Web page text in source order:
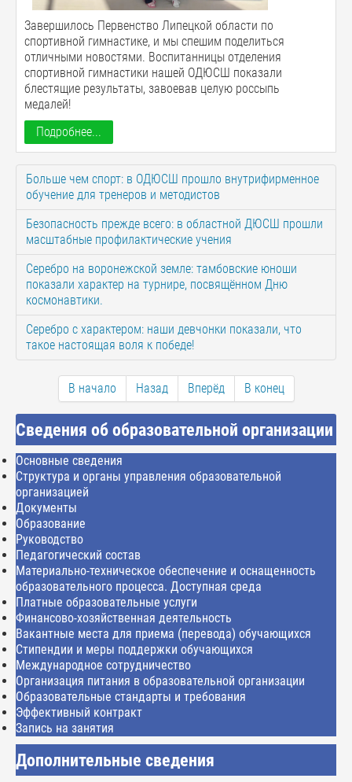
Завершилось Первенство Липецкой области по
спортивной гимнастике, и мы спешим поделиться
отличными новостями. Воспитанницы отделения
спортивной гимнастики нашей ОДЮСШ показали
блестящие результаты, завоевав целую россыпь
медалей!
Подробнее...
Больше чем спорт: в ОДЮСШ прошло внутрифирменное
обучение для тренеров и методистов
Безопасность прежде всего: в областной ДЮСШ прошли
масштабные профилактические учения
Серебро на воронежской земле: тамбовские юноши
показали характер на турнире, посвящённом Дню
космонавтики.
Серебро с характером: наши девчонки показали, что
такое настоящая воля к победе!
В начало Назад Вперёд В конец
Сведения об образовательной организации
Основные сведения
Структура и органы управления образовательной
организацией
Документы
Образование
Руководство
Педагогический состав
Материально-техническое обеспечение и оснащенность
образовательного процесса. Доступная среда
Платные образовательные услуги
Финансово-хозяйственная деятельность
Вакантные места для приема (перевода) обучающихся
Стипендии и меры поддержки обучающихся
Международное сотрудничество
Организация питания в образовательной организации
Образовательные стандарты и требования
Эффективный контракт
Запись на занятия
Дополнительные сведения